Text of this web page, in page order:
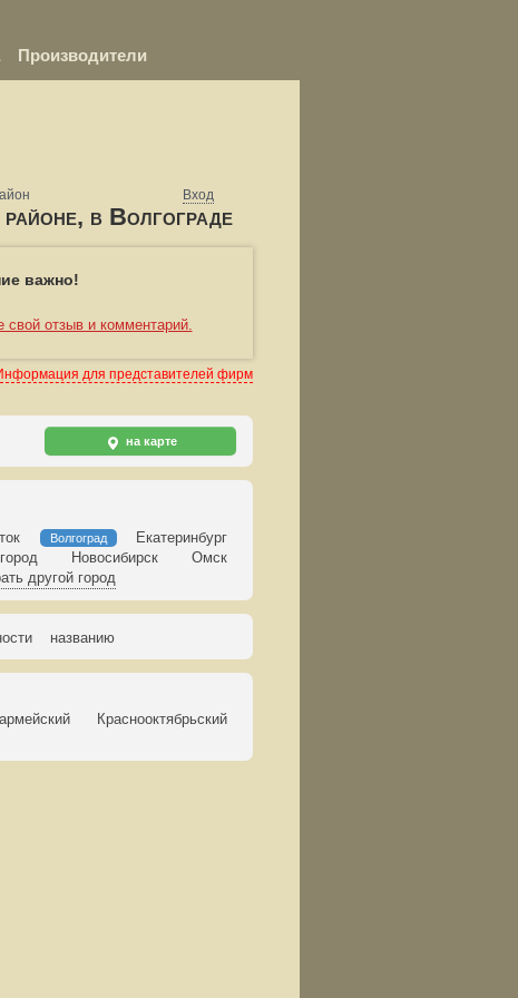
Производители
Вход
в Волгограде
важно!
свой отзыв и комментарий.
для представителей фирм
на карте
Волгоград
Екатеринбург
Новосибирск
Омск
другой город
названию
Краснооктябрьский